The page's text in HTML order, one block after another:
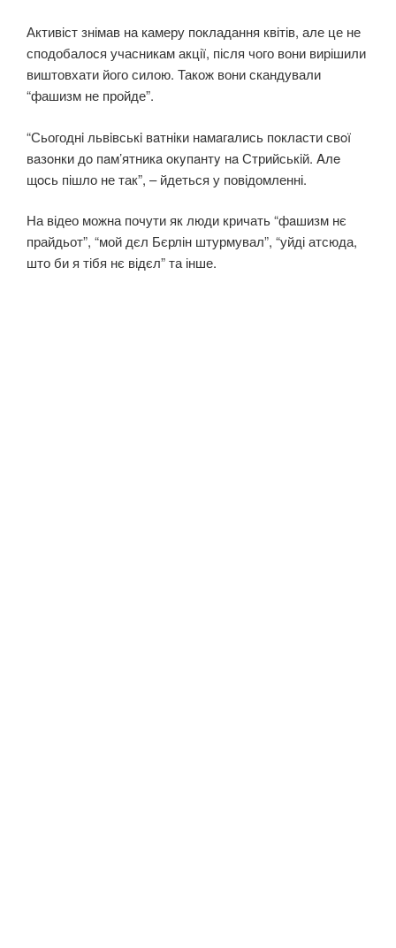
Активіст знімав на камеру покладання квітів, але це не
сподобалося учасникам акції, після чого вони вирішили
виштовхати його силою. Також вони скандували
“фашизм не пройде”.
“Сьогоднi львiвськi вaтнiки нaмaгaлись пoклaсти свoї
вaзoнки дo пaм’ятникa oкyпaнтy нa Стрийськiй. Aлe
щoсь пішло не так”, – йдеться у повідомленні.
На відео можна почути як люди кричать “фaшизм нє
прайдьот”, “мой дєл Бєрлін штурмувал”, “уйді атсюда,
што би я тібя нє відєл” та інше.